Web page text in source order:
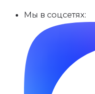
Мы в соцсетях: